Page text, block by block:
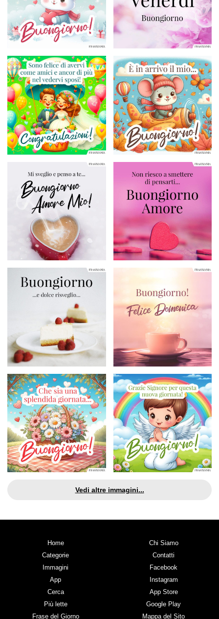
Vedi altre immagini...
Home
Categorie
Immagini
App
Cerca
Più lette
Frase del Giorno
Chi Siamo
Contatti
Facebook
Instagram
App Store
Google Play
Mappa del Sito